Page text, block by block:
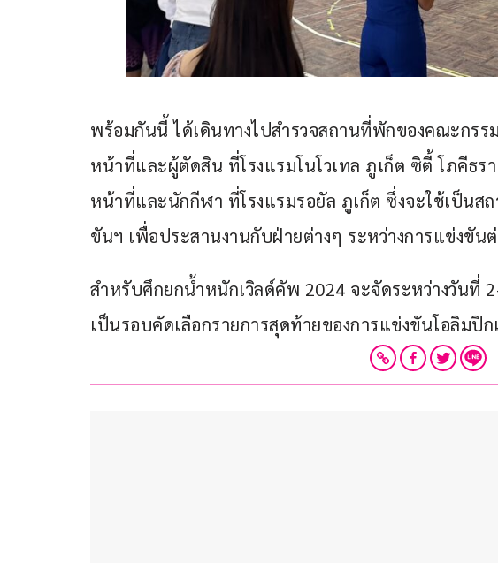
พร้อมกันนี้ ได้เดินทางไปสำรวจสถานที่พักของคณะกรร
หน้าที่และผู้ตัดสิน ที่โรงแรมโนโวเทล ภูเก็ต ซิตี้ โภคีธร
หน้าที่และนักกีฬา ที่โรงแรมรอยัล ภูเก็ต ซึ่งจะใช้เป็นส
ขันฯ เพื่อประสานงานกับฝ่ายต่างๆ ระหว่างการแข่งขัน
สำหรับศึกยกน้ำหนักเวิลด์คัพ 2024 จะจัดระหว่างวันที่
เป็นรอบคัดเลือกรายการสุดท้ายของการแข่งขันโอลิมปิ